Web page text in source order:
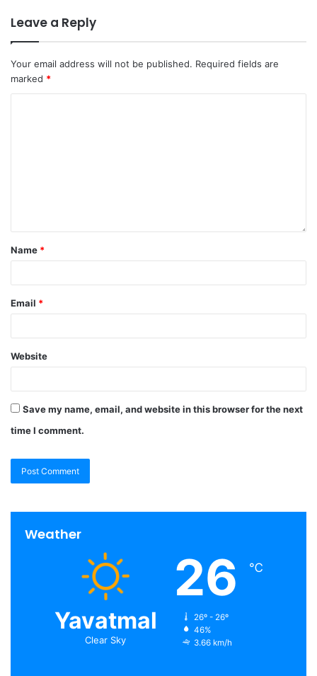
Leave a Reply
Your email address will not be published. Required fields are
marked *
Name *
Email *
Website
Save my name, email, and website in this browser for the next
time I comment.
Weather
Yavatmal
Clear Sky
26 ℃
26º - 26º
46%
3.66 km/h